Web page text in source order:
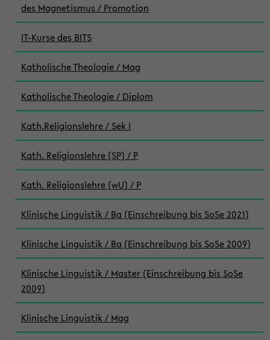
des Magnetismus / Promotion
IT-Kurse des BITS
Katholische Theologie / Mag
Katholische Theologie / Diplom
Kath.Religionslehre / Sek I
Kath. Religionslehre (SP) / P
Kath. Religionslehre (wU) / P
Klinische Linguistik / Ba (Einschreibung bis SoSe 2021)
Klinische Linguistik / Ba (Einschreibung bis SoSe 2009)
Klinische Linguistik / Master (Einschreibung bis SoSe
2009)
Klinische Linguistik / Mag